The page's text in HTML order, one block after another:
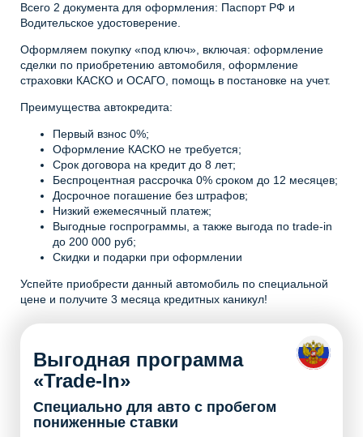
Всего 2 документа для оформления: Паспорт РФ и
Водительское удостоверение.
Оформляем покупку «под ключ», включая: оформление
сделки по приобретению автомобиля, оформление
страховки КАСКО и ОСАГО, помощь в постановке на учет.
Преимущества автокредита:
Первый взнос 0%;
Оформление КАСКО не требуется;
Срок договора на кредит до 8 лет;
Беспроцентная рассрочка 0% сроком до 12 месяцев;
Досрочное погашение без штрафов;
Низкий ежемесячный платеж;
Выгодные госпрограммы, а также выгода по trade-in
до 200 000 руб;
Скидки и подарки при оформлении
Успейте приобрести данный автомобиль по специальной
цене и получите 3 месяца кредитных каникул!
Выгодная программа
«Trade-In»
Специально для авто с пробегом
пониженные ставки